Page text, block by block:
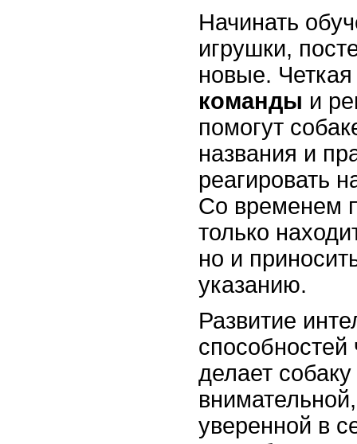
Начинать
игрушки,
новые.
команды и
помогут
названия и
реагировать
Со временем
только
но и
указанию.
Развитие
способностей
делает
уверенной в